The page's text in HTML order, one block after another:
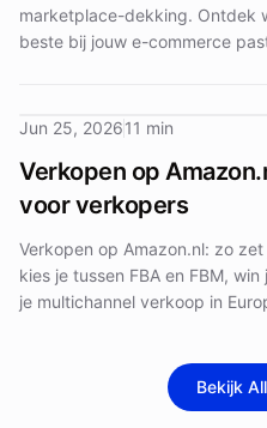
marketplace-dekking. Ontdek
beste bij jouw e-commerce
Jun 25, 202611 min
Verkopen op
voor verkopers
Verkopen op Amazon.nl: zo
kies je tussen FBA en FBM,
je multichannel verkoop in
Bekijk